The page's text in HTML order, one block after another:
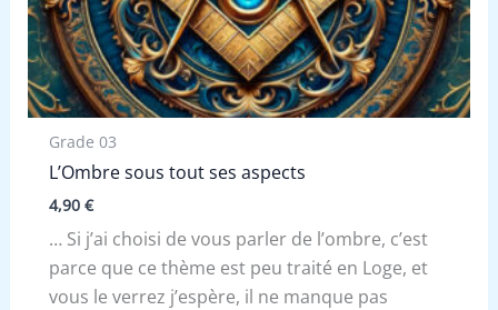
Grade 03
L’Ombre sous tout ses aspects
4,90 €
… Si j’ai choisi de vous parler de l’ombre, c’est
parce que ce thème est peu traité en Loge, et
vous le verrez j’espère, il ne manque pas